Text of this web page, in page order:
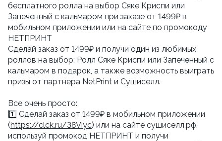
бесплатного ролла на выбор Сяке Криспи или
Запеченный с кальмаром при заказе от 1499₽ в
мобильном приложении или на сайте по промокоду
НЕТПРИНТ
Сделай заказ от 1499₽ и получи один из любимых
роллов на выбор: Ролл Сяке Криспи или Запеченный с
кальмаром в подарок, а также возможность выиграть
призы от партнера NetPrint и Сушиселл.
Все очень просто:
1️⃣ Сделай заказ от 1499₽ в мобильном приложении
(https://clck.ru/38Viyc) или на сайте сушиселл.рф,
используй промокод НЕТПРИНТ и получи